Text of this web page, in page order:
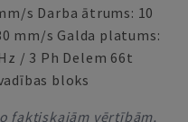
s Darba ātrums: 10
mm/s Galda platums:
/ 3 Ph Delem 66t
bloks
faktiskajām vērtībām,